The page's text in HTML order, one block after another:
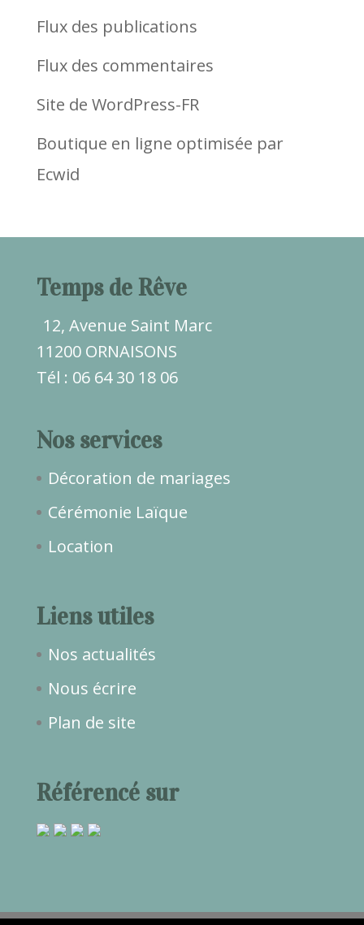
Flux des publications
Flux des commentaires
Site de WordPress-FR
Boutique en ligne optimisée par
Ecwid
Temps de Rêve
12, Avenue Saint Marc
11200 ORNAISONS
Tél : 06 64 30 18 06
Nos services
Décoration de mariages
Cérémonie Laïque
Location
Liens utiles
Nos actualités
Nous écrire
Plan de site
Référencé sur